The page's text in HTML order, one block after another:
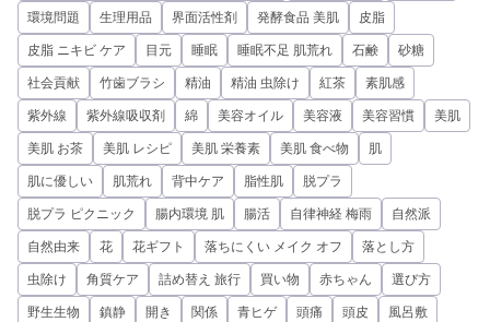
環境問題 生理用品 界面活性剤 発酵食品 美肌 皮脂
皮脂 ニキビ ケア 目元 睡眠 睡眠不足 肌荒れ 石鹸 砂糖
社会貢献 竹歯ブラシ 精油 精油 虫除け 紅茶 素肌感
紫外線 紫外線吸収剤 綿 美容オイル 美容液 美容習慣 美肌
美肌 お茶 美肌 レシピ 美肌 栄養素 美肌 食べ物 肌
肌に優しい 肌荒れ 背中ケア 脂性肌 脱プラ
脱プラ ピクニック 腸内環境 肌 腸活 自律神経 梅雨 自然派
自然由来 花 花ギフト 落ちにくい メイク オフ 落とし方
虫除け 角質ケア 詰め替え 旅行 買い物 赤ちゃん 選び方
野生生物 鎮静 開き 関係 青ヒゲ 頭痛 頭皮 風呂敷